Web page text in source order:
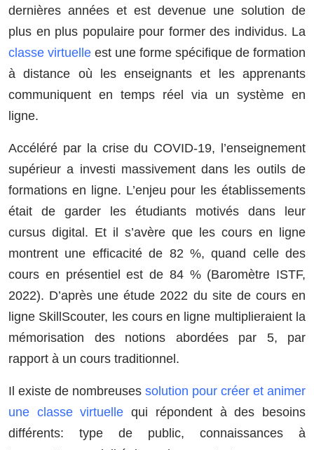
dernières années et est devenue une solution de
plus en plus populaire pour former des individus. La
classe virtuelle est une forme spécifique de formation
à distance où les enseignants et les apprenants
communiquent en temps réel via un système en
ligne.
Accéléré par la crise du COVID-19, l’enseignement
supérieur a investi massivement dans les outils de
formations en ligne. L’enjeu pour les établissements
était de garder les étudiants motivés dans leur
cursus digital. Et il s’avère que les cours en ligne
montrent une efficacité de 82 %, quand celle des
cours en présentiel est de 84 % (Baromètre ISTF,
2022). D’après une étude 2022 du site de cours en
ligne SkillScouter, les cours en ligne multiplieraient la
mémorisation des notions abordées par 5, par
rapport à un cours traditionnel.
Il existe de nombreuses solution pour créer et animer
une classe virtuelle qui répondent à des besoins
différents: type de public, connaissances à